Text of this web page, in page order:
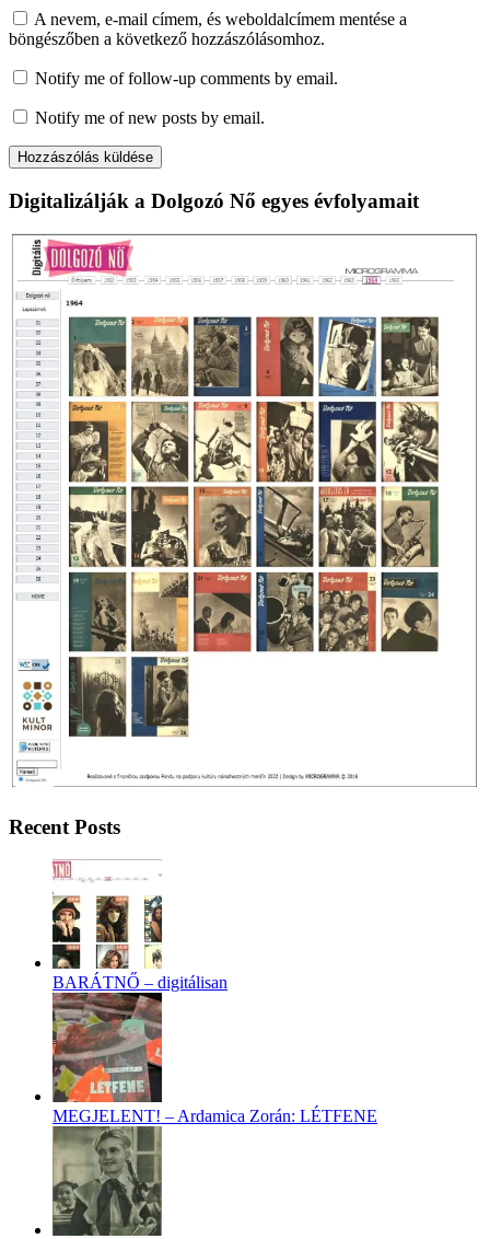
A nevem, e-mail címem, és weboldalcímem mentése a
böngészőben a következő hozzászólásomhoz.
Notify me of follow-up comments by email.
Notify me of new posts by email.
Digitalizálják a Dolgozó Nő egyes évfolyamait
Recent Posts
BARÁTNŐ – digitálisan
MEGJELENT! – Ardamica Zorán: LÉTFENE